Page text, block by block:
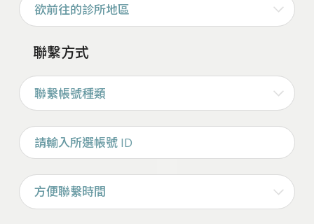
欲前往的診所地區
聯繫方式
聯繫帳號種類
請輸入所選帳號 ID
方便聯繫時間